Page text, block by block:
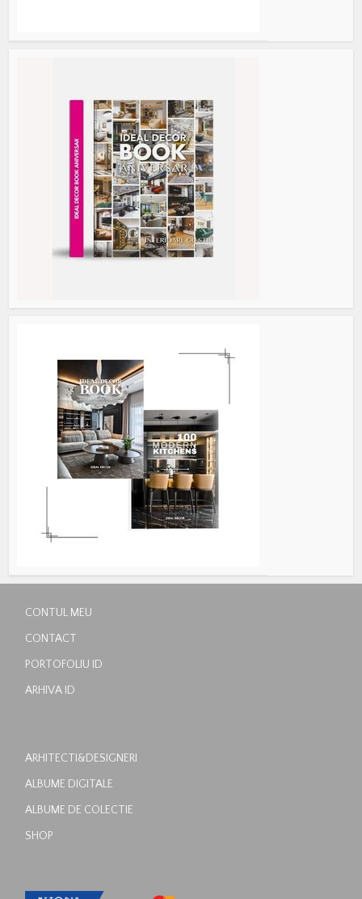
CONTUL MEU
CONTACT
PORTOFOLIU ID
ARHIVA ID
ARHITECTI&DESIGNERI
ALBUME DIGITALE
ALBUME DE COLECTIE
SHOP